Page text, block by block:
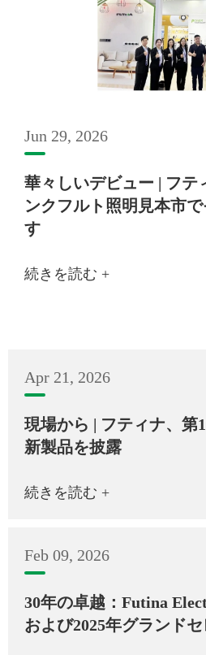
Jun 29, 2026
華々しいデビュー | フテ
ンクフルト照明見本市
す
続きを読む +
Apr 21, 2026
現場から | フティナ、第
新製品を披露
続きを読む +
Feb 09, 2026
30年の卓越：Futina
および2025年グランド